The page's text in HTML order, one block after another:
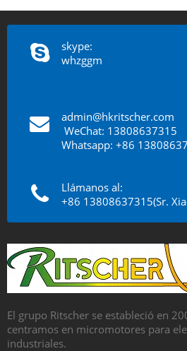
skype:
whzggm
admin@hkritscher.com
WeChat: 13808637315
Whatsapp: +86
Llámanos al:
+86 13808637315(Sr.
El grupo Ritscher se estableció en
centramos en micromotores para
industriales.